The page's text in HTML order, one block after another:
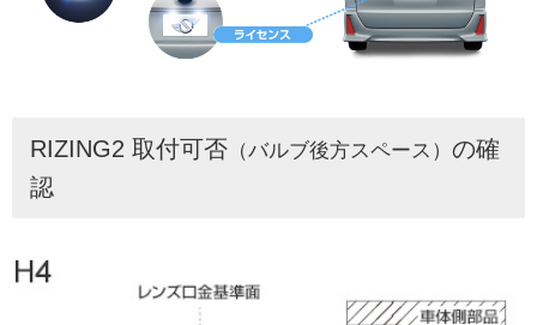
RIZING2 取付可否 （バルブ後方スペース） の確
認